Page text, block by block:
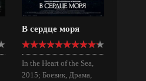
В сердце моря
In the Heart of the Sea,
2015; Боевик, Драма,